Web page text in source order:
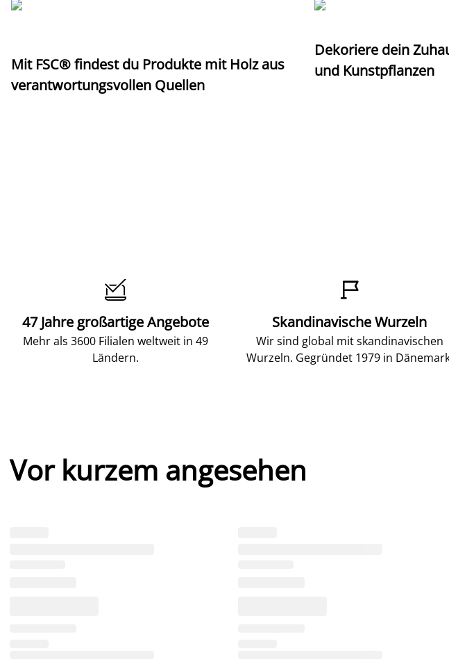
Mit FSC® findest du Produkte mit Holz aus
verantwortungsvollen Quellen
Dekoriere dein
und Kunstpflanzen

47 Jahre großartige Angebote
Mehr als 3600 Filialen weltweit in 49
Ländern.

Skandinavische Wurzeln
Wir sind global mit skandinavischen
Wurzeln. Gegründet 1979 in
Vor kurzem angesehen